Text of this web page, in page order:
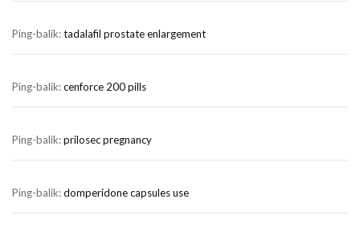
Ping-balik:tadalafil prostate enlargement
Ping-balik:cenforce 200 pills
Ping-balik:prilosec pregnancy
Ping-balik:domperidone capsules use